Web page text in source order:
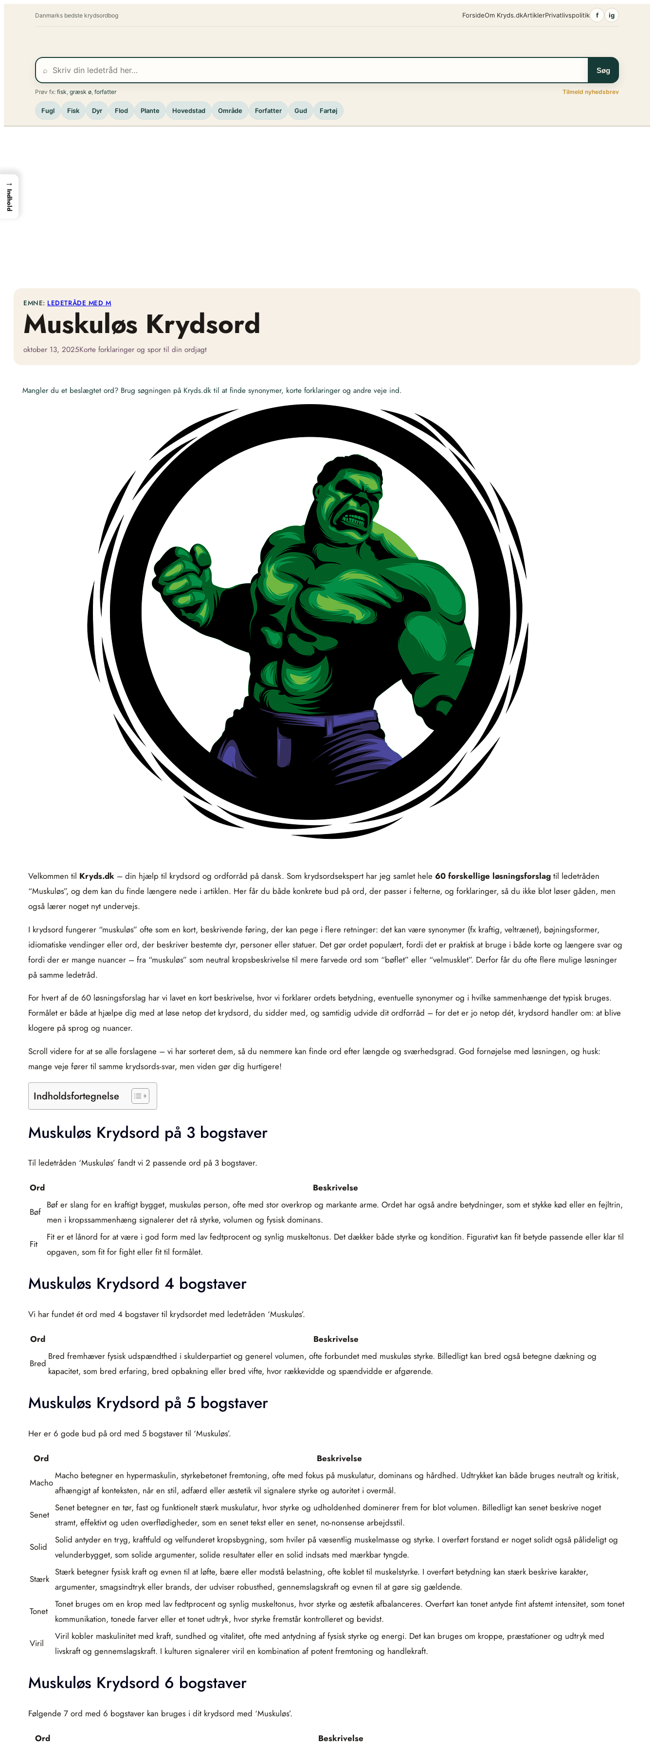
Danmarks bedste krydsordbog ForsideOm Kryds.dkArtiklerPrivatlivspolitik f ig
⌕ Søg
Prøv fx: fisk græsk ø forfatter Tilmeld nyhedsbrev
Fugl Fisk Dyr Flod Plante Hovedstad Område Forfatter Gud Fartøj
EMNE: LEDETRÅDE MED M
Muskuløs Krydsord
oktober 13, 2025Korte forklaringer og spor til din ordjagt
Mangler du et beslægtet ord? Brug søgningen på Kryds.dk til at finde synonymer, korte forklaringer og andre veje ind.
Velkommen til Kryds.dk– din hjælp til krydsord og ordforråd på dansk. Som krydsordsekspert har jeg samlet hele 60 forskellige løsningsforslagtil ledetråden
“Muskuløs”, og dem kan du finde længere nede i artiklen. Her får du både konkrete bud på ord, der passer i felterne, og forklaringer, så du ikke blot løser gåden, men
også lærer noget nyt undervejs.
I krydsord fungerer “muskuløs” ofte som en kort, beskrivende føring, der kan pege i flere retninger: det kan være synonymer (fx kraftig, veltrænet), bøjningsformer,
idiomatiske vendinger eller ord, der beskriver bestemte dyr, personer eller statuer. Det gør ordet populært, fordi det er praktisk at bruge i både korte og længere svar og
fordi der er mange nuancer – fra “muskuløs” som neutral kropsbeskrivelse til mere farvede ord som “bøflet” eller “velmusklet”. Derfor får du ofte flere mulige løsninger
på samme ledetråd.
For hvert af de 60 løsningsforslag har vi lavet en kort beskrivelse, hvor vi forklarer ordets betydning, eventuelle synonymer og i hvilke sammenhænge det typisk bruges.
Formålet er både at hjælpe dig med at løse netop det krydsord, du sidder med, og samtidig udvide dit ordforråd – for det er jo netop dét, krydsord handler om: at blive
klogere på sprog og nuancer.
Scroll videre for at se alle forslagene – vi har sorteret dem, så du nemmere kan finde ord efter længde og sværhedsgrad. God fornøjelse med løsningen, og husk:
mange veje fører til samme krydsords-svar, men viden gør dig hurtigere!
Indholdsfortegnelse
Muskuløs Krydsord på 3 bogstaver
Til ledetråden ‘Muskuløs’ fandt vi 2 passende ord på 3 bogstaver.
Ord Beskrivelse
Bøf
Bøf er slang for en kraftigt bygget, muskuløs person, ofte med stor overkrop og markante arme. Ordet har også andre betydninger, som et stykke kød eller en fejltrin,
men i kropssammenhæng signalerer det rå styrke, volumen og fysisk dominans.
Fit
Fit er et lånord for at være i god form med lav fedtprocent og synlig muskeltonus. Det dækker både styrke og kondition. Figurativt kan fit betyde passende eller klar til
opgaven, som fit for fight eller fit til formålet.
Muskuløs Krydsord 4 bogstaver
Vi har fundet ét ord med 4 bogstaver til krydsordet med ledetråden ‘Muskuløs’.
Ord Beskrivelse
Bred
Bred fremhæver fysisk udspændthed i skulderpartiet og generel volumen, ofte forbundet med muskuløs styrke. Billedligt kan bred også betegne dækning og
kapacitet, som bred erfaring, bred opbakning eller bred vifte, hvor rækkevidde og spændvidde er afgørende.
Muskuløs Krydsord på 5 bogstaver
Her er 6 gode bud på ord med 5 bogstaver til ‘Muskuløs’.
Ord Beskrivelse
Macho
Macho betegner en hypermaskulin, styrkebetonet fremtoning, ofte med fokus på muskulatur, dominans og hårdhed. Udtrykket kan både bruges neutralt og kritisk,
afhængigt af konteksten, når en stil, adfærd eller æstetik vil signalere styrke og autoritet i overmål.
Senet
Senet betegner en tør, fast og funktionelt stærk muskulatur, hvor styrke og udholdenhed dominerer frem for blot volumen. Billedligt kan senet beskrive noget
stramt, effektivt og uden overflødigheder, som en senet tekst eller en senet, no-nonsense arbejdsstil.
Solid
Solid antyder en tryg, kraftfuld og velfunderet kropsbygning, som hviler på væsentlig muskelmasse og styrke. I overført forstand er noget solidt også pålideligt og
velunderbygget, som solide argumenter, solide resultater eller en solid indsats med mærkbar tyngde.
Stærk
Stærk betegner fysisk kraft og evnen til at løfte, bære eller modstå belastning, ofte koblet til muskelstyrke. I overført betydning kan stærk beskrive karakter,
argumenter, smagsindtryk eller brands, der udviser robusthed, gennemslagskraft og evnen til at gøre sig gældende.
Tonet
Tonet bruges om en krop med lav fedtprocent og synlig muskeltonus, hvor styrke og æstetik afbalanceres. Overført kan tonet antyde fint afstemt intensitet, som tonet
kommunikation, tonede farver eller et tonet udtryk, hvor styrke fremstår kontrolleret og bevidst.
Viril
Viril kobler maskulinitet med kraft, sundhed og vitalitet, ofte med antydning af fysisk styrke og energi. Det kan bruges om kroppe, præstationer og udtryk med
livskraft og gennemslagskraft. I kulturen signalerer viril en kombination af potent fremtoning og handlekraft.
Muskuløs Krydsord 6 bogstaver
Følgende 7 ord med 6 bogstaver kan bruges i dit krydsord med ‘Muskuløs’.
Ord Beskrivelse
→
Indhold